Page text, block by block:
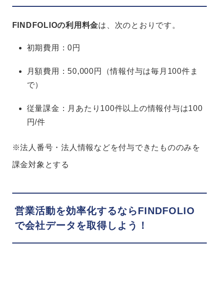
FINDFOLIOの利用料金は、次のとおりです。
初期費用：0円
月額費用：50,000円（情報付与は毎月100件ま
で）
従量課金：月あたり100件以上の情報付与は100
円/件
※法人番号・法人情報などを付与できたもののみを
課金対象とする
営業活動を効率化するならFINDFOLIO
で会社データを取得しよう！